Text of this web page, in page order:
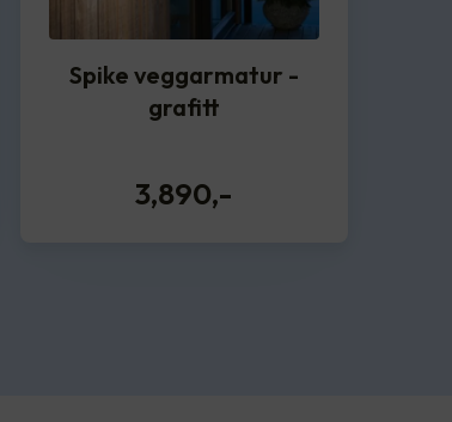
Spike veggarmatur -
grafitt
3,890,-